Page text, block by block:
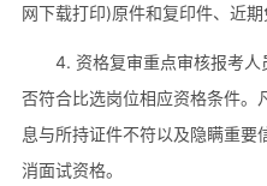
网下载打印)原件和复印件、近期
4. 资格复审重点审核报考
否符合比选岗位相应资格条件。
息与所持证件不符以及隐瞒重要
消面试资格。